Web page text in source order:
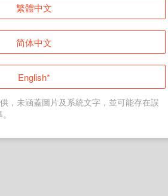
登入
返回首頁
繁體中文
简体中文
English*
，未涵蓋圖片及系統文字，並可能存在誤